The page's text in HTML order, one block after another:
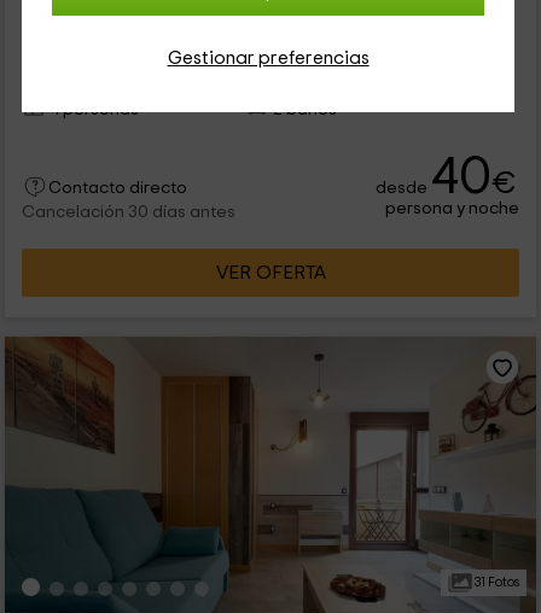
Gestionar preferencias
Salamanca (Capital), Salamanca
0 opiniones
4 personas
2 baños
Contacto directo
Cancelación 30 días antes
desde 40€
persona y noche
VER OFERTA
31 Fotos